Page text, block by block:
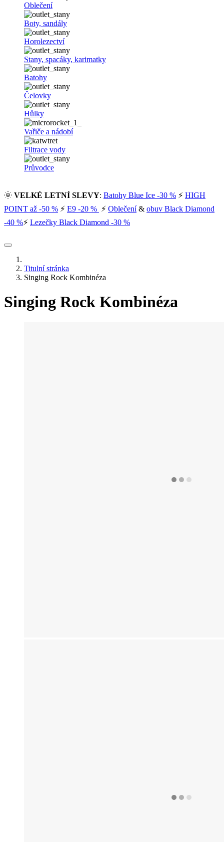
Oblečení
Boty, sandály
Horolezectví
Stany, spacáky, karimatky
Batohy
Čelovky
Hůlky
Vařiče a nádobí
Filtrace vody
Průvodce
🌞 VELKÉ LETNÍ SLEVY: Batohy Blue Ice -30 % ⚡ HIGH
POINT až -50 % ⚡ E9 -20 % ⚡ Oblečení& obuv Black Diamond
-40 %⚡ Lezečky Black Diamond -30 %
Titulní stránka
Singing Rock Kombinéza
Singing Rock Kombinéza